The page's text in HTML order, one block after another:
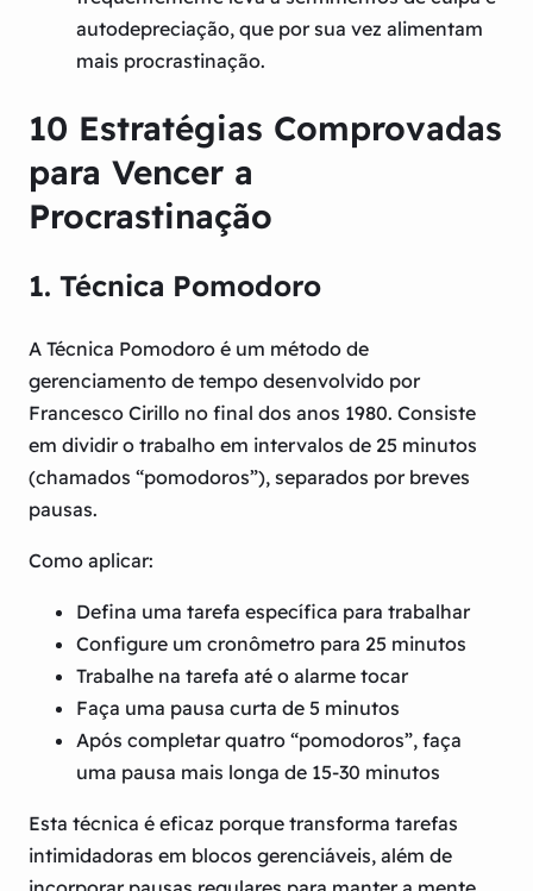
autodepreciação, que por sua vez alimentam
mais procrastinação.
10 Estratégias Comprovadas
para Vencer a
Procrastinação
1. Técnica Pomodoro
A Técnica Pomodoro é um método de
gerenciamento de tempo desenvolvido por
Francesco Cirillo no final dos anos 1980. Consiste
em dividir o trabalho em intervalos de 25 minutos
(chamados “pomodoros”), separados por breves
pausas.
Como aplicar:
Defina uma tarefa específica para trabalhar
Configure um cronômetro para 25 minutos
Trabalhe na tarefa até o alarme tocar
Faça uma pausa curta de 5 minutos
Após completar quatro “pomodoros”, faça
uma pausa mais longa de 15-30 minutos
Esta técnica é eficaz porque transforma tarefas
intimidadoras em blocos gerenciáveis, além de